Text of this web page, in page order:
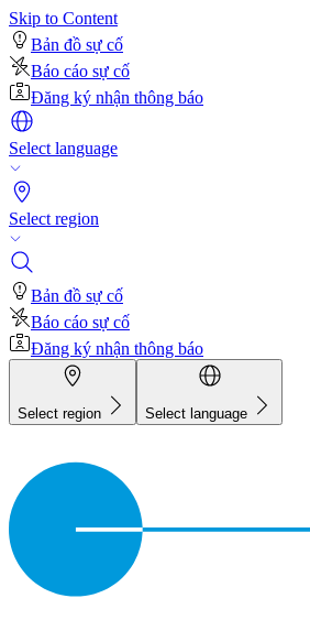
Skip to Content
Bản đồ sự cố
Báo cáo sự cố
Đăng ký nhận thông báo
Select language
Select region
Bản đồ sự cố
Báo cáo sự cố
Đăng ký nhận thông báo
Select region Select language